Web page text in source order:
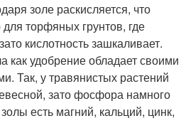
золе раскисляется, что
торфяных грунтов, где
кислотность зашкаливает.
как удобрение обладает своими
Так, у травянистых растений
зато фосфора намного
есть магний, кальций, цинк,